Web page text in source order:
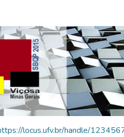
locus.ufv.br/handle/